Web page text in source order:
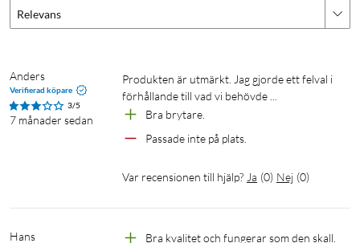
Relevans
Anders
Verifierad köpare
3/5
7 månader sedan
Produkten är utmärkt. Jag gjorde ett felval i
förhållande till vad vi behövde ...
Bra brytare.
Passade inte på plats.
Var recensionen till hjälp? Ja (0) Nej (0)
Hans Bra kvalitet och fungerar som den skall.